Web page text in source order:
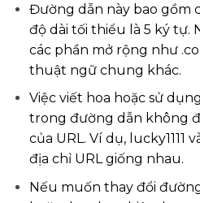
Đường dẫn này bao gồm
độ dài tối thiểu là 5 ký tự.
các phần mở rộng như
thuật ngữ chung khác.
Việc viết hoa hoặc sử
trong đường dẫn không
của URL. Ví dụ, lucky1111
địa chỉ URL giống nhau.
Nếu muốn thay đổi